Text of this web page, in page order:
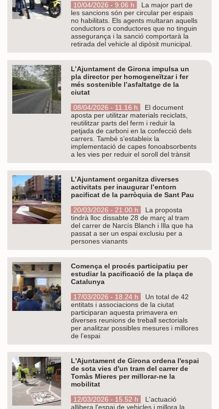
10/04/2026 - 9.06 h
La major part de
les sancions són per circular per espais
no habilitats. Els agents multaran aquells
conductors o conductores que no tinguin
assegurança i la sanció comportarà la
retirada del vehicle al dipòsit municipal.
L’Ajuntament de Girona impulsa un
pla director per homogeneïtzar i fer
més sostenible l’asfaltatge de la
ciutat
08/04/2026 - 11.16 h
El document
aposta per utilitzar materials reciclats,
reutilitzar parts del ferm i reduir la
petjada de carboni en la confecció dels
carrers. També s’estableix la
implementació de capes fonoabsorbents
a les vies per reduir el soroll del trànsit
L’Ajuntament organitza diverses
activitats per inaugurar l’entorn
pacificat de la parròquia de Sant Pau
20/03/2026 - 21.00 h
La proposta
tindrà lloc dissabte 28 de març al tram
del carrer de Narcís Blanch i Illa que ha
passat a ser un espai exclusiu per a
persones vianants
Comença el procés participatiu per
estudiar la pacificació de la plaça de
Catalunya
17/03/2026 - 18.24 h
Un total de 42
entitats i associacions de la ciutat
participaran aquesta primavera en
diverses reunions de treball sectorials
per analitzar possibles mesures i millores
de l’espai
L'Ajuntament de Girona ordena l'espai
de sota vies d'un tram del carrer de
Tomàs Mieres per millorar-ne la
mobilitat
12/03/2026 - 15.52 h
L'actuació
allibera l'espai de vehicles i millora la